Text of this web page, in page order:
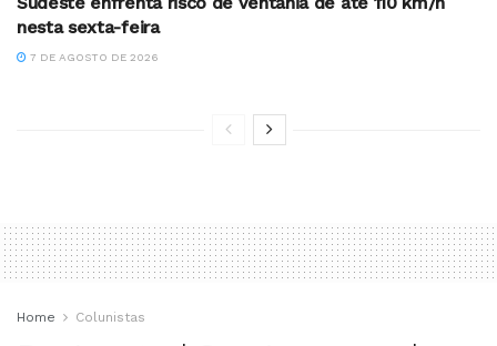
nesta sexta-feira
7 DE AGOSTO DE 2026
Home Colunistas